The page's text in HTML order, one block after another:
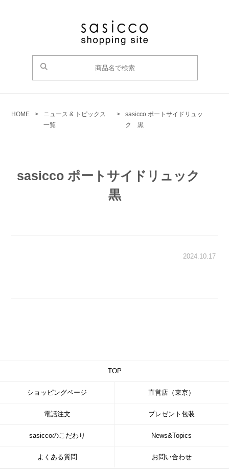
HOME >
ニュース & トピックス
一覧
>
sasicco ポートサイドリュッ
ク 黒
sasicco ポートサイドリュック
黒
2024.10.17
TOP
ショッピングページ 直営店（東京）
電話注文 プレゼント包装
sasiccoのこだわり News&Topics
よくある質問 お問い合わせ